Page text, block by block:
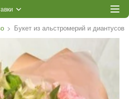
Букет из альстромерий и диантусов